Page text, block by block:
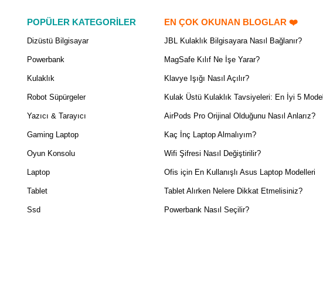
POPÜLER KATEGORİLER
Dizüstü Bilgisayar
Powerbank
Kulaklık
Robot Süpürgeler
Yazıcı & Tarayıcı
Gaming Laptop
Oyun Konsolu
Laptop
Tablet
Ssd
EN ÇOK OKUNAN BLOGLAR ❤️
JBL Kulaklık Bilgisayara Nasıl Bağlanır?
MagSafe Kılıf Ne İşe Yarar?
Klavye Işığı Nasıl Açılır?
Kulak Üstü Kulaklık Tavsiyeleri: En İyi 5 Model
AirPods Pro Orijinal Olduğunu Nasıl Anlarız?
Kaç İnç Laptop Almalıyım?
Wifi Şifresi Nasıl Değiştirilir?
Ofis için En Kullanışlı Asus Laptop Modelleri
Tablet Alırken Nelere Dikkat Etmelisiniz?
Powerbank Nasıl Seçilir?